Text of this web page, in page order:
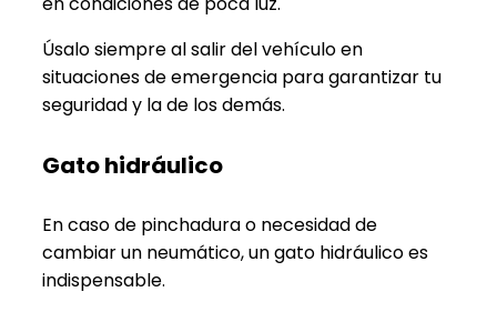
Úsalo siempre al salir del vehículo en
situaciones de emergencia para garantizar tu
seguridad y la de los demás.
Gato hidráulico
En caso de pinchadura o necesidad de
cambiar un neumático, un gato hidráulico es
indispensable.